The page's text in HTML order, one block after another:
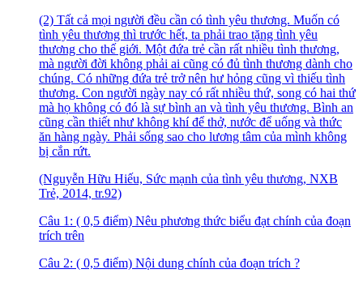
(2) Tất cả mọi người đều cần có tình yêu thương. Muốn có
tình yêu thương thì trước hết, ta phải trao tặng tình yêu
thương cho thế giới. Một đứa trẻ cần rất nhiều tình thương,
mà người đời không phải ai cũng có đủ tình thương dành cho
chúng. Có những đứa trẻ trở nên hư hỏng cũng vì thiếu tình
thương. Con người ngày nay có rất nhiều thứ, song có hai thứ
mà họ không có đó là sự bình an và tình yêu thương. Bình an
cũng cần thiết như không khí để thở, nước để uống và thức
ăn hàng ngày. Phải sống sao cho lương tâm của mình không
bị cắn rứt.
(Nguyễn Hữu Hiếu, Sức mạnh của tình yêu thương, NXB
Trẻ, 2014, tr.92)
Câu 1: ( 0,5 điểm) Nêu phương thức biểu đạt chính của đoạn
trích trên
Câu 2: ( 0,5 điểm) Nội dung chính của đoạn trích ?